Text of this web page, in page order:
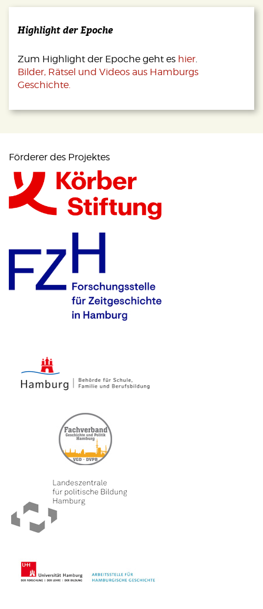
Highlight der Epoche
Zum Highlight der Epoche geht es hier.
Bilder, Rätsel und Videos aus Hamburgs
Geschichte.
Förderer des Projektes